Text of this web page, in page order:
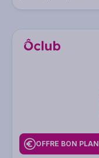
OFFRE BON PLAN